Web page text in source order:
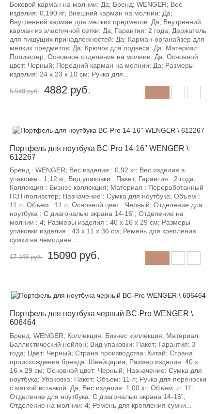
Боковой карман на молнии: Да; Бренд: WENGER; Вес
изделия: 0,190 кг; Внешний карман на молнии: Да;
Внутренний карман для мелких предметов: Да; Внутренний
карман из эластичной сетки: Да; Гарантия: 2 года; Держатель
для пишущих принадлежностей: Да; Карман-органайзер для
мелких предметов: Да; Крючок для подвеса: Да; Материал:
Полиэстер; Основное отделение на молнии: Да; Основной
цвет: Черный; Передний карман на молнии: Да; Размеры
изделия: 24 х 23 х 10 см; Ручка для...
5 548 руб 4882 руб.
Портфель для ноутбука BC-Pro 14-16'' WENGER \
612267
Бренд : WENGER; Вес изделия : 0,92 кг; Вес изделия в
упаковке : 1,12 кг; Вид упаковки : Пакет; Гарантия : 2 года;
Коллекция : Бизнес коллекция; Материал : Переработанный
ПЭТ/полиэстер; Назначение : Сумка для ноутбука; Объем :
11 л; Объем : 11 л; Основной цвет : Черный; Отделение для
ноутбука : С диагональю экрана 14-16”; Отделение на
молнии : 4; Размеры изделия : 40 x 16 x 29 см; Размеры
упаковки изделия : 43 х 11 х 36 см; Ремень для крепления
сумки на чемодане :...
17 148 руб
-12%
15090 руб.
Портфель для ноутбука черный BC-Pro WENGER \
606464
Бренд: WENGER; Коллекция: Бизнес коллекция; Материал:
Баллистический нейлон; Вид упаковки: Пакет; Гарантия: 3
года; Цвет: Черный; Страна производства: Китай; Страна
происхождения бренда: Швейцария; Размер изделия: 40 x
16 x 29 см; Основной цвет: Черный; Назначение: Сумка для
ноутбука; Упаковка: Пакет; Объем: 11 л; Ручка для переноски
с мягкой вставкой: Да; Вес изделия: 1,00 кг; Объем, л: 11;
Отделение для ноутбука: С диагональю экрана 14-16”;
Отделение на молнии: 4; Ремень для крепления сумки...
-12%